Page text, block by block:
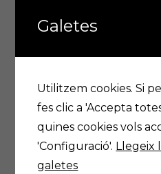
Municipis Afectats:
Previssió
Galetes
Utilitzem cookies. Si
fes clic a 'Accepta
quines cookies vols
'Configuració'. Llegeix
galetes